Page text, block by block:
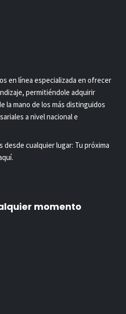
en línea especializada en ofrecer
permitiéndole adquirir
la mano de los más distinguidos
a nivel nacional e
cualquier lugar: Tu próxima
momento